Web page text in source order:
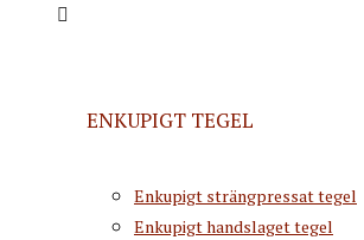
ENKUPIGT TEGEL
Enkupigt strängpressat tegel
Enkupigt handslaget tegel